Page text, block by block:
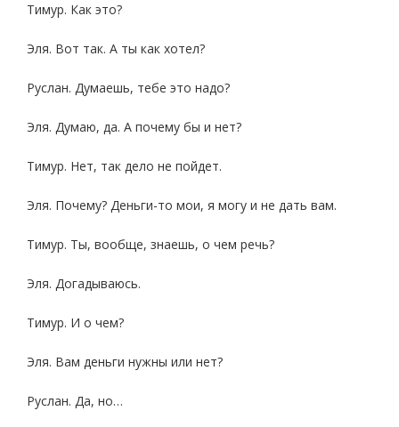
Тимур. Как это?
Эля. Вот так. А ты как хотел?
Руслан. Думаешь, тебе это надо?
Эля. Думаю, да. А почему бы и нет?
Тимур. Нет, так дело не пойдет.
Эля. Почему? Деньги-то мои, я могу и не дать вам.
Тимур. Ты, вообще, знаешь, о чем речь?
Эля. Догадываюсь.
Тимур. И о чем?
Эля. Вам деньги нужны или нет?
Руслан. Да, но…